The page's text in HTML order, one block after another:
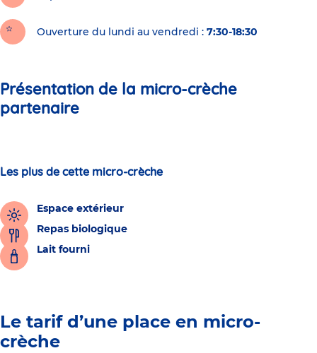
Ouverture du lundi au vendredi : 7:30-18:30
Présentation de la micro-crèche
partenaire
Les plus de cette micro-crèche
Espace extérieur
Repas biologique
Lait fourni
Le tarif d’une place en micro-
crèche